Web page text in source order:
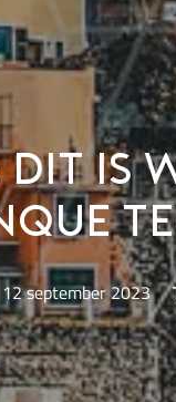
dit is
12 september 2023